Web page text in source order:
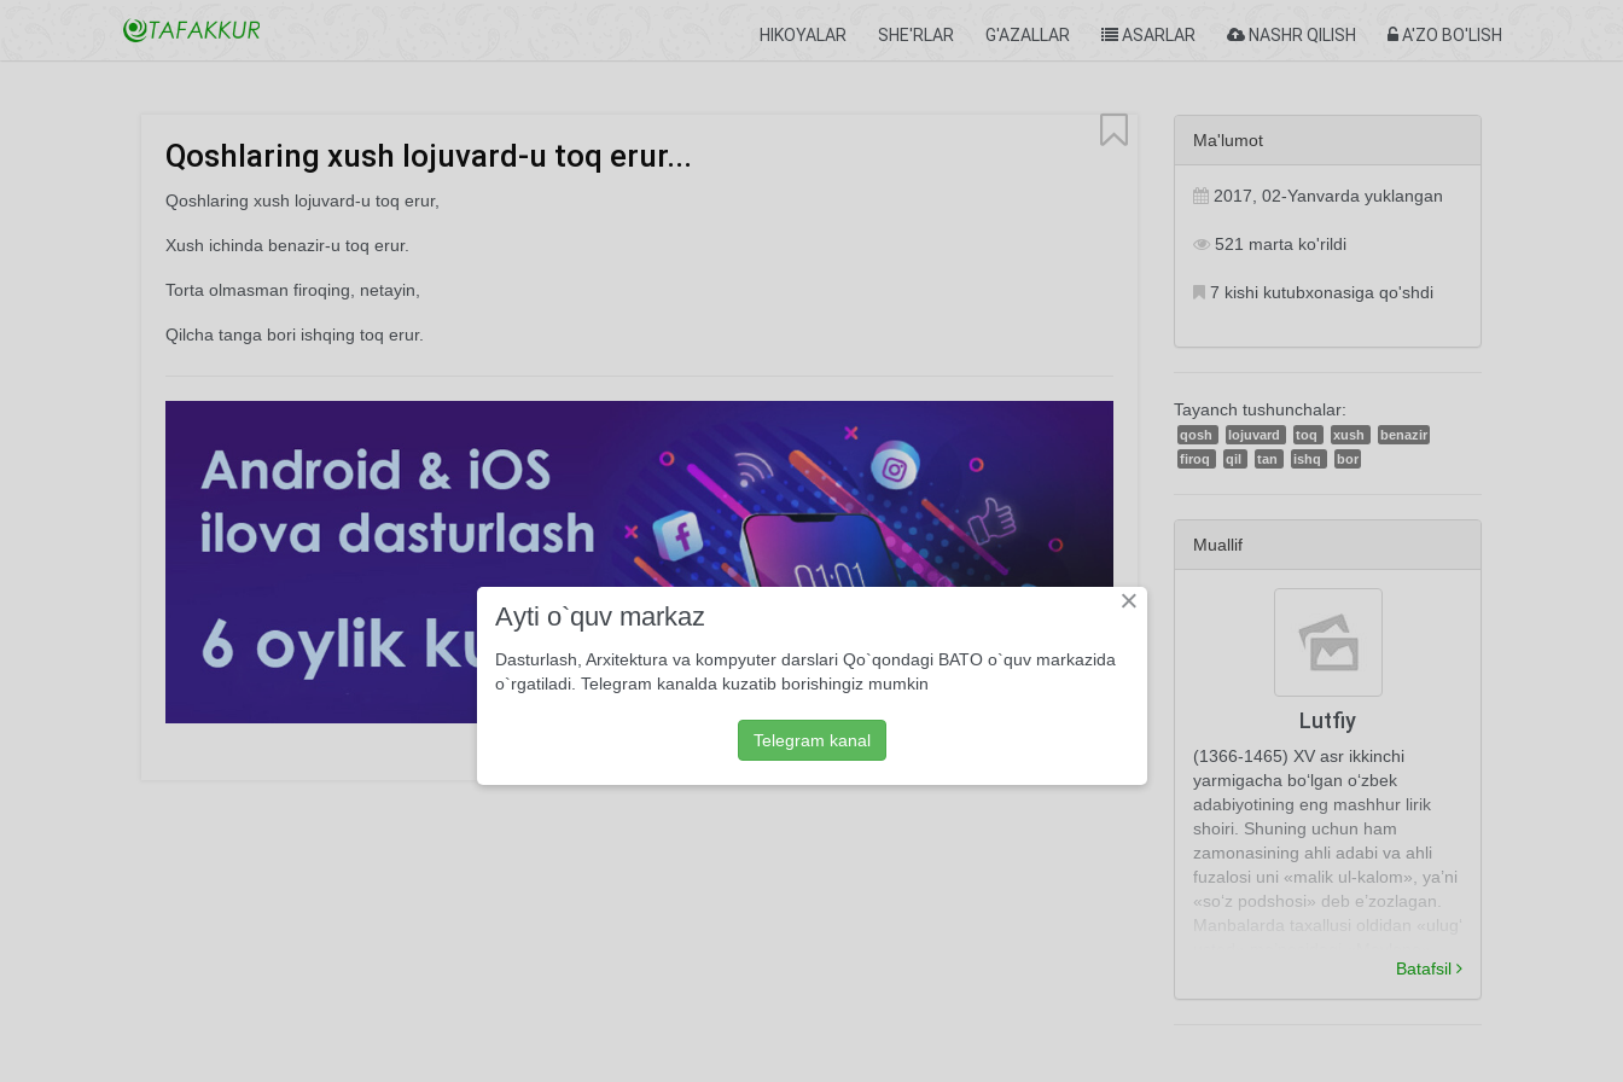
HIKOYALAR SHE'RLAR G'AZALLAR ASARLAR NASHR QILISH A'ZO BO'LISH
Qoshlaring xush lojuvard-u toq erur...
Qoshlaring xush lojuvard-u toq erur,
Xush ichinda benazir-u toq erur.
Torta olmasman firoqing, netayin,
Qilcha tanga bori ishqing toq erur.
Ma'lumot
2017, 02-Yanvarda yuklangan
521 marta ko'rildi
7 kishi kutubxonasiga qo'shdi
Tayanch tushunchalar:
qosh lojuvard toq xush
benazir
firoq
qil tan ishq bor
Muallif
Lutfiy
(1366-1465) XV asr ikkinchi
yarmigacha bo‘lgan o‘zbek
adabiyotining eng mashhur lirik
shoiri. Shuning uchun ham
zamonasining ahli adabi va ahli
fuzalosi uni «malik ul-kalom», ya’ni
«so‘z podshosi» deb e’zozlagan.
Manbalarda taxallusi oldidan «ulug‘
sifatining qo‘shib tilga olinishi ham
shundan. Obro‘yi va shuhrati shu
Batafsil
×
Ayti o`quv markaz
Dasturlash, Arxitektura va kompyuter darslari Qo`qondagi BATO o`quv markazida
o`rgatiladi. Telegram kanalda kuzatib borishingiz mumkin
Telegram kanal